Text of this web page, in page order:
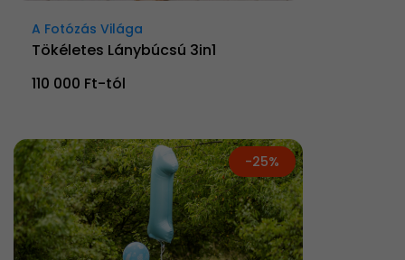
A Fotózás Világa
Tökéletes Lánybúcsú 3in1
110 000 Ft-tól
-25%